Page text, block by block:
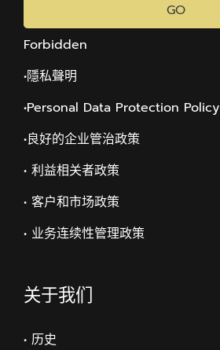
GO
Forbidden
•隱私聲明
•Personal Data Protection Policy
•良好的企业管治政策
• 利益相关者政策
• 客户和市场政策
• 业务连续性管理政策
关于我们
• 历史